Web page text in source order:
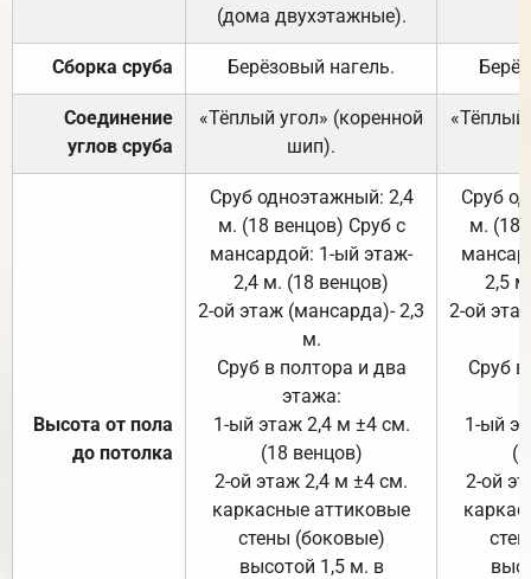
(дома двухэтажные).
Сборка сруба Берёзовый нагель.
Соединение
углов сруба
«Тёплый угол» (коренной
шип).
«Тёплый
Высота от пола
до потолка
Сруб одноэтажный: 2,4
м. (18 венцов) Сруб с
мансардой: 1-ый этаж-
2,4 м. (18 венцов)
2-ой этаж (мансарда)- 2,3
м.
Сруб в полтора и два
этажа:
1-ый этаж 2,4 м ±4 см.
(18 венцов)
2-ой этаж 2,4 м ±4 см.
каркасные аттиковые
стены (боковые)
высотой 1,5 м. в
Сруб
м. (18
2,5
2-ой
Сруб
1-ый
2-ой